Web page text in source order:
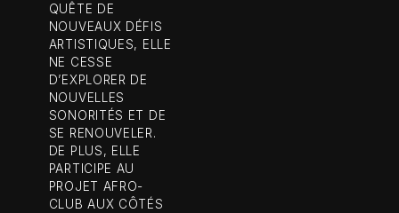
QUÊTE DE
NOUVEAUX DÉFIS
ARTISTIQUES, ELLE
NE CESSE
D’EXPLORER DE
NOUVELLES
SONORITÉS ET DE
SE RENOUVELER.
DE PLUS, ELLE
PARTICIPE AU
PROJET AFRO-
CLUB AUX CÔTÉS